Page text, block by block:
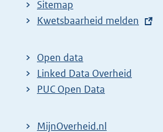
Sitemap
E
t
e
r
Kwetsbaarheid melden
Open data
Linked Data Overheid
PUC Open Data
MijnOverheid.nl